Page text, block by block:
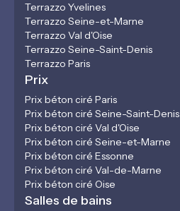
Terrazzo Yvelines
Terrazzo Seine-et-Marne
Terrazzo Val d'Oise
Terrazzo Seine-Saint-Denis
Terrazzo Paris
Prix
Prix béton ciré Paris
Prix béton ciré Seine-Saint-Denis
Prix béton ciré Val d'Oise
Prix béton ciré Seine-et-Marne
Prix béton ciré Essonne
Prix béton ciré Val-de-Marne
Prix béton ciré Oise
Salles de bains